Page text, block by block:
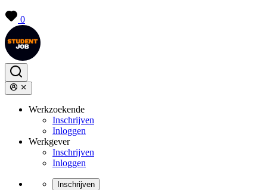
0
Werkzoekende
Inschrijven
Inloggen
Werkgever
Inschrijven
Inloggen
Inschrijven